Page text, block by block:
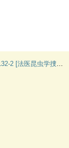
医昆虫学捜査官] [1]